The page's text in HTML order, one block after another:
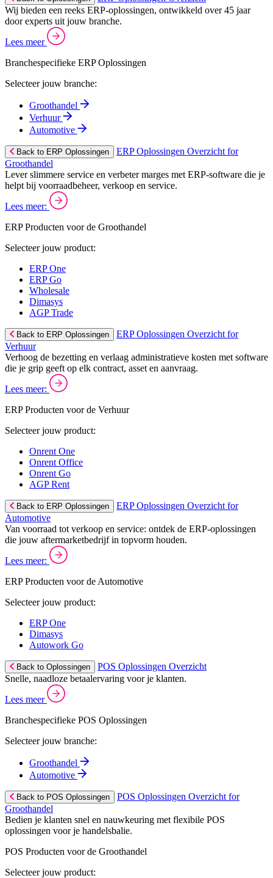
Wij bieden een reeks ERP-oplossingen, ontwikkeld over 45 jaar
door experts uit jouw branche.
Lees meer
Branchespecifieke ERP Oplossingen
Selecteer jouw branche:
Groothandel
Verhuur
Automotive
Back to ERP Oplossingen
ERP Oplossingen Overzicht for
Groothandel
Lever slimmere service en verbeter marges met ERP-software die je
helpt bij voorraadbeheer, verkoop en service.
Lees meer:
ERP Producten voor de Groothandel
Selecteer jouw product:
ERP One
ERP Go
Wholesale
Dimasys
AGP Trade
Back to ERP Oplossingen
ERP Oplossingen Overzicht for
Verhuur
Verhoog de bezetting en verlaag administratieve kosten met software
die je grip geeft op elk contract, asset en aanvraag.
Lees meer:
ERP Producten voor de Verhuur
Selecteer jouw product:
Onrent One
Onrent Office
Onrent Go
AGP Rent
Back to ERP Oplossingen
ERP Oplossingen Overzicht for
Automotive
Van voorraad tot verkoop en service: ontdek de ERP-oplossingen
die jouw aftermarketbedrijf in topvorm houden.
Lees meer:
ERP Producten voor de Automotive
Selecteer jouw product:
ERP One
Dimasys
Autowork Go
Back to Oplossingen
POS Oplossingen Overzicht
Snelle, naadloze betaalervaring voor je klanten.
Lees meer
Branchespecifieke POS Oplossingen
Selecteer jouw branche:
Groothandel
Automotive
Back to POS Oplossingen
POS Oplossingen Overzicht for
Groothandel
Bedien je klanten snel en nauwkeuring met flexibile POS
oplossingen voor je handelsbalie.
POS Producten voor de Groothandel
Selecteer jouw product: